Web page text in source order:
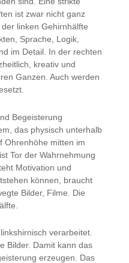
ist zwar nicht ganz
linken Gehirnhälfte
Sprache, Logik,
im Detail. In der rechten
kreativ und
Ganzen. Auch werden
Begeisterung
das physisch unterhalb
Ohrenhöhe mitten im
Tor der Wahrnehmung
Motivation und
können, braucht
Bilder, Filme. Die
verarbeitet.
Bilder. Damit kann das
erzeugen. Das